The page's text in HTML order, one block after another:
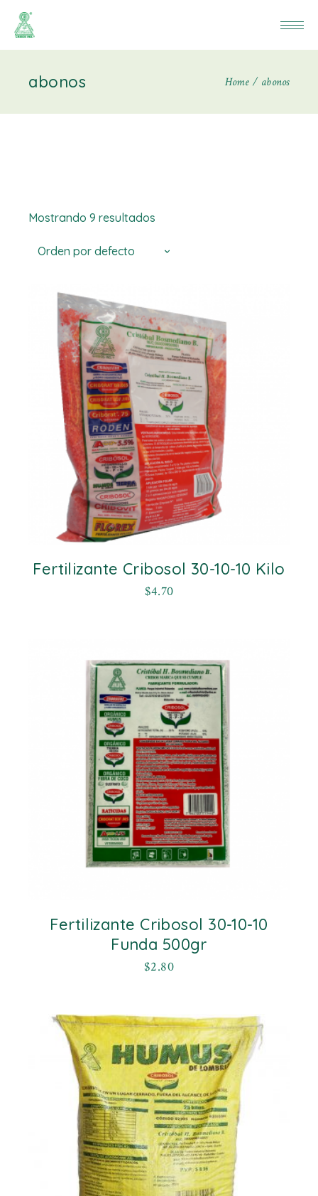
abonos Home abonos
Mostrando 9 resultados
Orden por defecto
Fertilizante Cribosol 30-10-10 Kilo
$4.70
Fertilizante Cribosol 30-10-10
Funda 500gr
$2.80